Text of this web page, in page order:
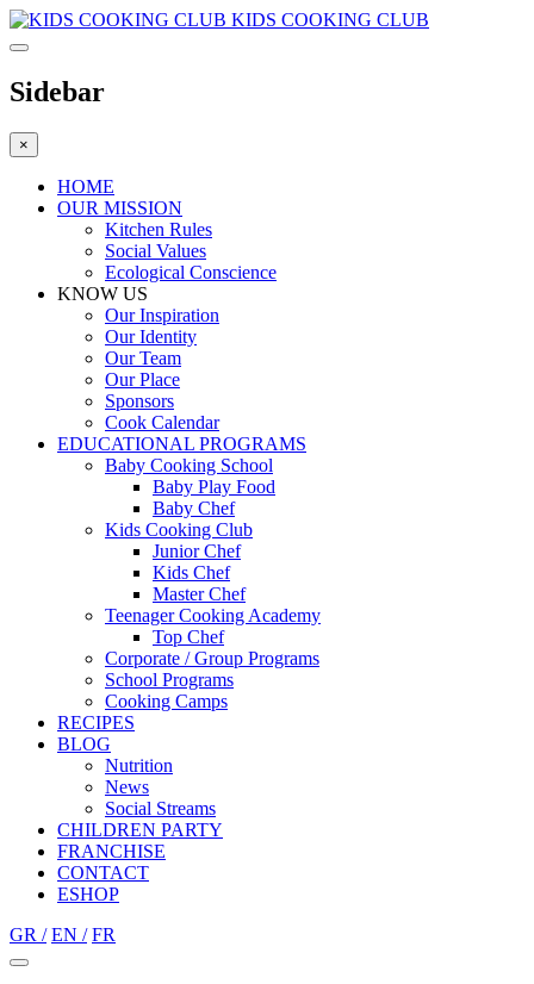
KIDS COOKING CLUB
Sidebar
×
HOME
OUR MISSION
Kitchen Rules
Social Values
Ecological Conscience
KNOW US
Οur Inspiration
Our Identity
Our Team
Our Place
Sponsors
Cook Calendar
EDUCATIONAL PROGRAMS
Baby Cooking School
Baby Play Food
Baby Chef
Kids Cooking Club
Junior Chef
Kids Chef
Master Chef
Teenager Cooking Academy
Top Chef
Corporate / Group Programs
School Programs
Cooking Camps
RECIPES
BLOG
Nutrition
Νews
Social Streams
CHILDREN PARTY
FRANCHISE
CONTACT
ESHOP
GR / EN / FR